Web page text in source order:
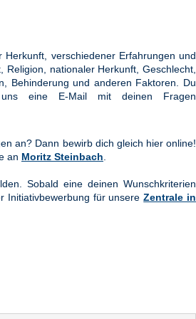
verschiedener Erfahrungen und
nationaler Herkunft, Geschlecht,
Behinderung und anderen Faktoren. Du
eine E-Mail mit deinen Fragen
an? Dann bewirb dich gleich hier online!
an Moritz Steinbach
Sobald eine deinen Wunschkriterien
Initiativbewerbung für unsereZentrale in